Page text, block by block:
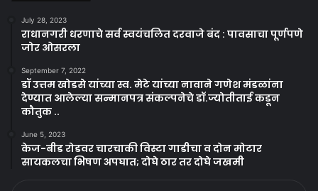
July 28, 2023
राधानगरी धरणाचे सर्व स्वयंचलित दरवाजे बंद : पावसाचा पूर्णपणे
जोर ओसरला
September 7, 2022
डॉ उत्तम खोडसे यांच्या स्व. मेटे यांच्या नावाने गणेश मंडळांना
देण्यात आलेल्या सन्मानपत्र संकल्पनेचे डॉ.ज्योतीताई कडून
कौतुक ..
June 5, 2023
केज-बीड रोडवर चारचाकी विस्टा गाडीचा व दोन मोटार
सायकलचा भिषण अपघात; दोघे ठार तर दोघे जखमी